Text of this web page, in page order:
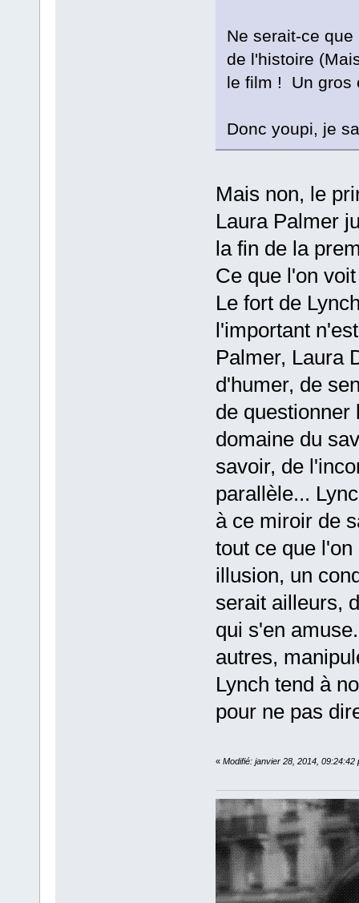
Ne serait-ce
de l'histoire
le film ! Un gros
Donc youpi, je
Mais non, le
Laura Palmer
la fin de la
Ce que l'on
Le fort de
l'important
Palmer, Laura
d'humer, de
de questionner
domaine du
savoir, de
parallèle...
à ce miroir de
tout ce que
illusion, un
serait ailleurs,
qui s'en
autres,
Lynch tend à
pour ne pas
« Modifié: janvier 28, 2014, 09:24:42